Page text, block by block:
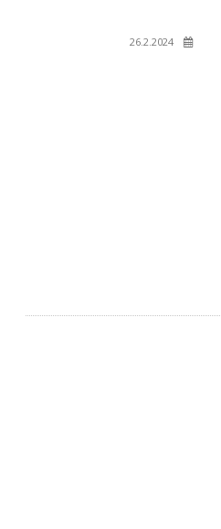
26.2.2024